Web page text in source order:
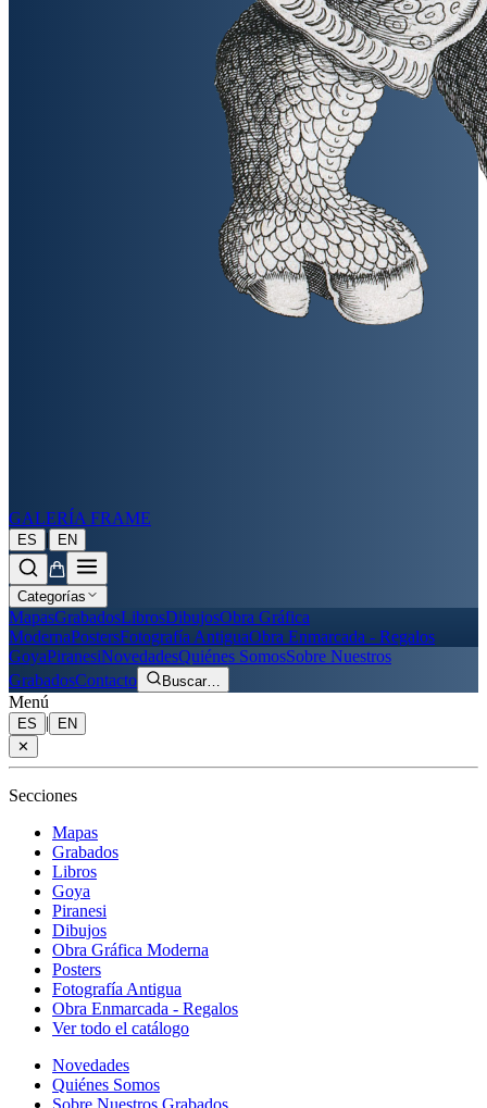
GALERÍA FRAME
ES | EN
Categorías
MapasGrabadosLibrosDibujosObra Gráfica
ModernaPostersFotografía AntiguaObra Enmarcada - Regalos
GoyaPiranesiNovedadesQuiénes SomosSobre Nuestros
GrabadosContacto Buscar…
Menú
ES |
EN
✕
Secciones
Mapas
Grabados
Libros
Goya
Piranesi
Dibujos
Obra Gráfica Moderna
Posters
Fotografía Antigua
Obra Enmarcada - Regalos
Ver todo el catálogo
Novedades
Quiénes Somos
Sobre Nuestros Grabados